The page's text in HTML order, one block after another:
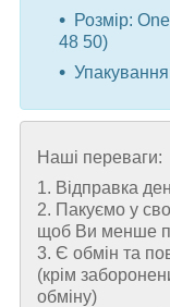
Розмір:
48 50)
Наші переваги:
1. Відправка
2. Пакуємо у
щоб Ви менше
3. Є обмін та
(крім
обміну)